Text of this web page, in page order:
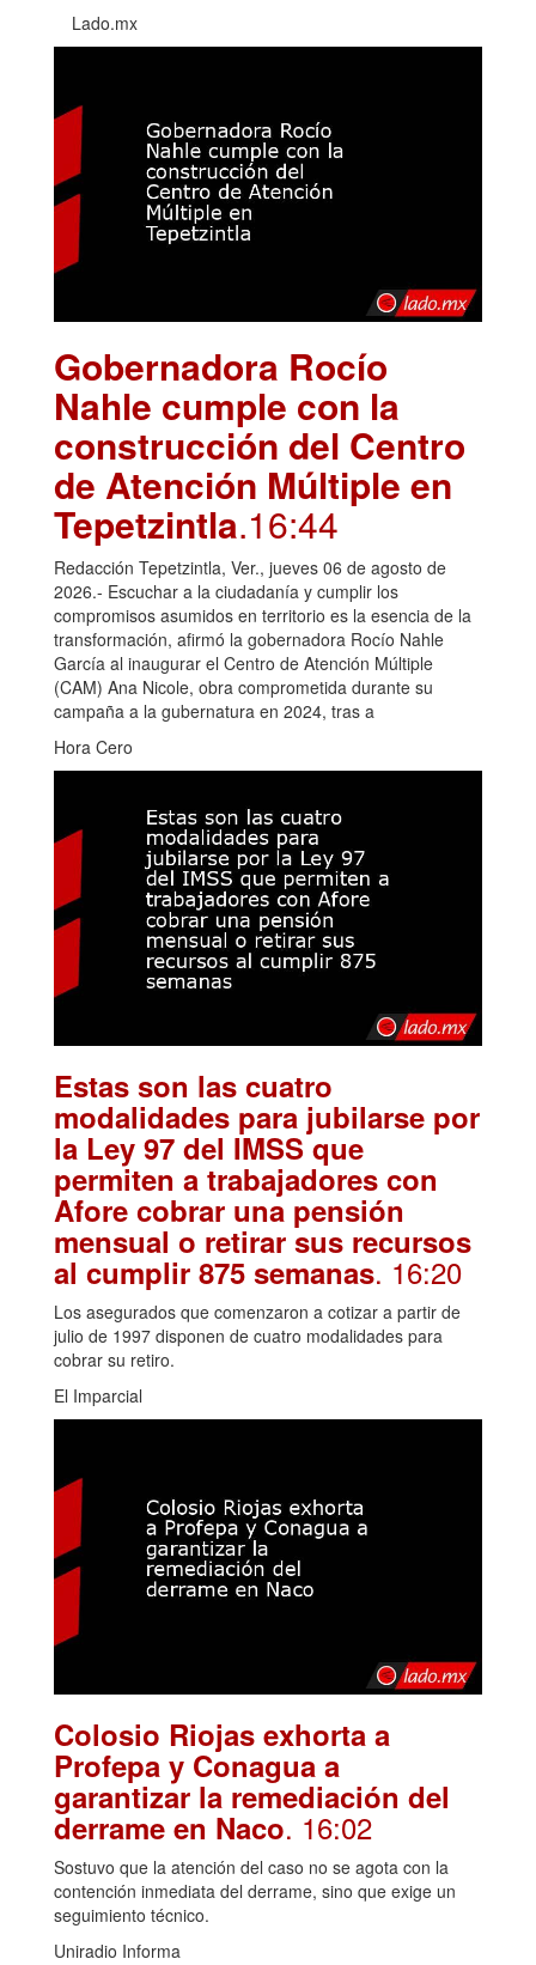
Lado.mx
Gobernadora Rocío
Nahle cumple con la
construcción del Centro
de Atención Múltiple en
Tepetzintla.16:44
Redacción Tepetzintla, Ver., jueves 06 de agosto de
2026.- Escuchar a la ciudadanía y cumplir los
compromisos asumidos en territorio es la esencia de la
transformación, afirmó la gobernadora Rocío Nahle
García al inaugurar el Centro de Atención Múltiple
(CAM) Ana Nicole, obra comprometida durante su
campaña a la gubernatura en 2024, tras a
Hora Cero
Estas son las cuatro
modalidades para jubilarse por
la Ley 97 del IMSS que
permiten a trabajadores con
Afore cobrar una pensión
mensual o retirar sus recursos
al cumplir 875 semanas. 16:20
Los asegurados que comenzaron a cotizar a partir de
julio de 1997 disponen de cuatro modalidades para
cobrar su retiro.
El Imparcial
Colosio Riojas exhorta a
Profepa y Conagua a
garantizar la remediación del
derrame en Naco. 16:02
Sostuvo que la atención del caso no se agota con la
contención inmediata del derrame, sino que exige un
seguimiento técnico.
Uniradio Informa